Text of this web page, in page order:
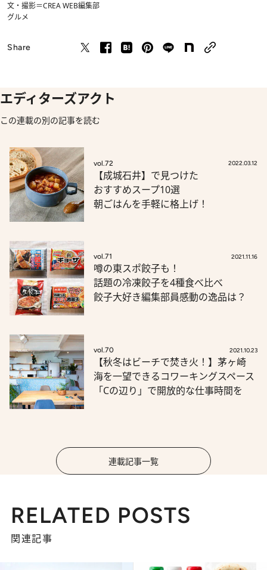
文・撮影＝CREA WEB編集部
グルメ
Share
エディターズアクト
この連載の別の記事を読む
vol.72 2022.03.12
【成城石井】で見つけた
おすすめスープ10選
朝ごはんを手軽に格上げ！
vol.71 2021.11.16
噂の東スポ餃子も！
話題の冷凍餃子を4種食べ比べ
餃子大好き編集部員感動の逸品は？
vol.70 2021.10.23
【秋冬はビーチで焚き火！】茅ヶ崎
海を一望できるコワーキングスペース
「Cの辺り」で開放的な仕事時間を
連載記事一覧
RELATED POSTS
関連記事